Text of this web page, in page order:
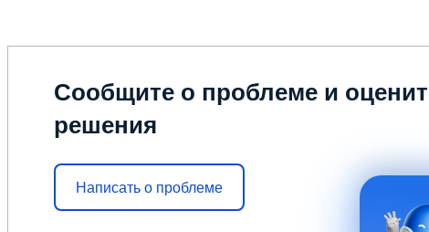
Сообщите о проблеме и
решения
Написать о проблеме